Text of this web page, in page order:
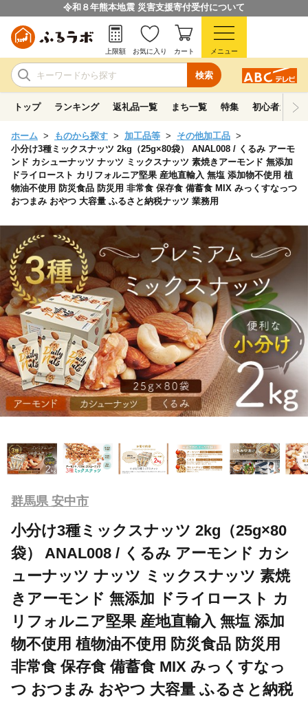
令和８年熊本地震 災害支援寄付受付について
検索
上限額 お気に入り カート メニュー
トップ ランキング 返礼品一覧 まち一覧 特集 初心者ガイド
ホーム ものから探す 加工品等
その他加工品
小分け3種ミックスナッツ 2kg（25g×80袋） ANAL008 / くるみ アーモ
ンド カシューナッツ ナッツ ミックスナッツ 素焼きアーモンド 無添加
ドライロースト カリフォルニア堅果 産地直輸入 無塩 添加物不使用 植
物油不使用 防災食品 防災用 非常食 保存食 備蓄食 MIX みっくすなっつ
おつまみ おやつ 大容量 ふるさと納税ナッツ 業務用
群馬県 安中市
小分け3種ミックスナッツ 2kg（25g×80
袋） ANAL008 / くるみ アーモンド カシ
ューナッツ ナッツ ミックスナッツ 素焼
きアーモンド 無添加 ドライロースト カ
リフォルニア堅果 産地直輸入 無塩 添加
物不使用 植物油不使用 防災食品 防災用
非常食 保存食 備蓄食 MIX みっくすなっ
つ おつまみ おやつ 大容量 ふるさと納税